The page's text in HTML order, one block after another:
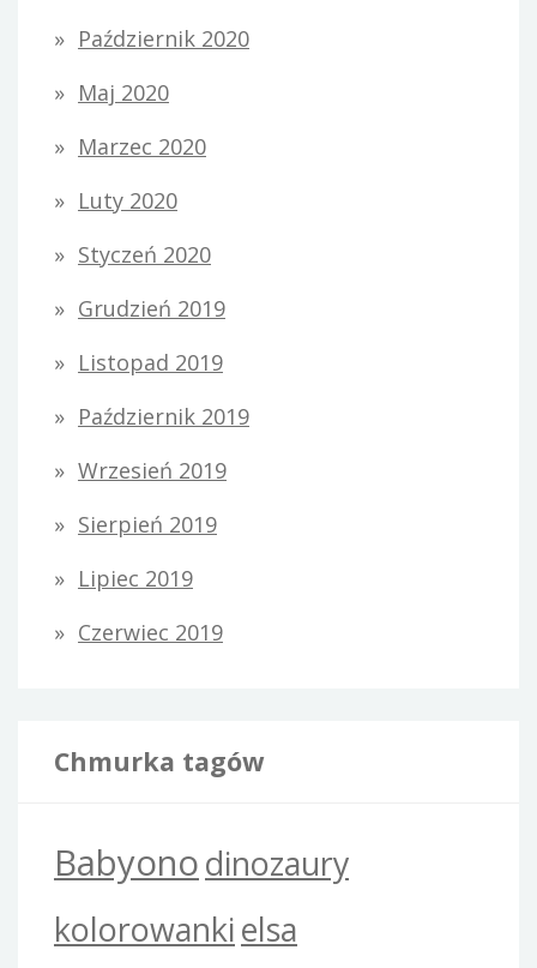
Październik 2020
Maj 2020
Marzec 2020
Luty 2020
Styczeń 2020
Grudzień 2019
Listopad 2019
Październik 2019
Wrzesień 2019
Sierpień 2019
Lipiec 2019
Czerwiec 2019
Chmurka tagów
Babyonodinozaury
kolorowankielsa